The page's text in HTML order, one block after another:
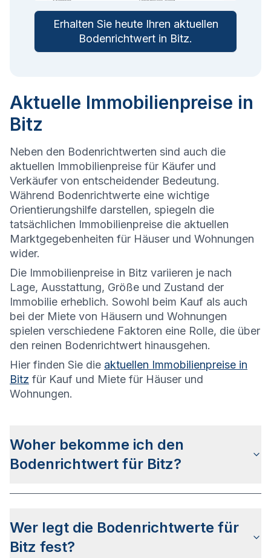
Erhalten Sie heute Ihren aktuellen
Bodenrichtwert in Bitz.
Aktuelle Immobilienpreise in
Bitz
Neben den Bodenrichtwerten sind auch die
aktuellen Immobilienpreise für Käufer und
Verkäufer von entscheidender Bedeutung.
Während Bodenrichtwerte eine wichtige
Orientierungshilfe darstellen, spiegeln die
tatsächlichen Immobilienpreise die aktuellen
Marktgegebenheiten für Häuser und Wohnungen
wider.
Die Immobilienpreise in Bitz variieren je nach
Lage, Ausstattung, Größe und Zustand der
Immobilie erheblich. Sowohl beim Kauf als auch
bei der Miete von Häusern und Wohnungen
spielen verschiedene Faktoren eine Rolle, die über
den reinen Bodenrichtwert hinausgehen.
Hier finden Sie die aktuellen Immobilienpreise in
Bitz für Kauf und Miete für Häuser und
Wohnungen.
Woher bekomme ich den
Bodenrichtwert für Bitz?
Stadtteilseiten. Alternativ können Sie bei BORIS
BWnach Ihrer Adresse suchen bzw. beim None
Wer legt die Bodenrichtwerte für
Bitz fest?